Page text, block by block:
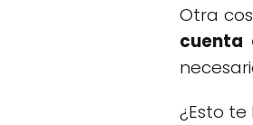
Otra
cuenta
¿Esto